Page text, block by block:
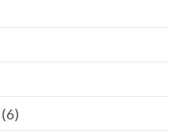
(6)